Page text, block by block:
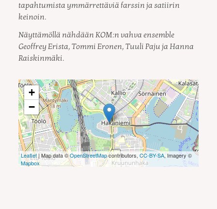
tapahtumista ymmärrettäviä farssin ja satiirin
keinoin.
Näyttämöllä nähdään KOM:n vahva ensemble
Geoffrey Erista, Tommi Eronen, Tuuli Paju ja Hanna
Raiskinmäki.
+
−
Leaflet| Map data ©OpenStreetMapcontributors, CC-BY-SA, Imagery ©
Mapbox